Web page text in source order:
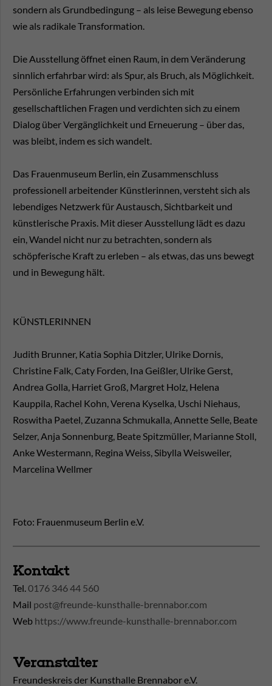
sondern als Grundbedingung – als leise Bewegung ebenso
wie als radikale Transformation.
Die Ausstellung öffnet einen Raum, in dem Veränderung
sinnlich erfahrbar wird: als Spur, als Bruch, als Möglichkeit.
Persönliche Erfahrungen verbinden sich mit
gesellschaftlichen Fragen und verdichten sich zu einem
Dialog über Vergänglichkeit und Erneuerung – über das,
was bleibt, indem es sich wandelt.
Das Frauenmuseum Berlin, ein Zusammenschluss
professionell arbeitender Künstlerinnen, versteht sich als
lebendiges Netzwerk für Austausch, Sichtbarkeit und
künstlerische Praxis. Mit dieser Ausstellung lädt es dazu
ein, Wandel nicht nur zu betrachten, sondern als
schöpferische Kraft zu erleben – als etwas, das uns bewegt
und in Bewegung hält.
KÜNSTLERINNEN
Judith Brunner, Katia Sophia Ditzler, Ulrike Dornis,
Christine Falk, Caty Forden, Ina Geißler, Ulrike Gerst,
Andrea Golla, Harriet Groß, Margret Holz, Helena
Kauppila, Rachel Kohn, Verena Kyselka, Uschi Niehaus,
Roswitha Paetel, Zuzanna Schmukalla, Annette Selle, Beate
Selzer, Anja Sonnenburg, Beate Spitzmüller, Marianne Stoll,
Anke Westermann, Regina Weiss, Sibylla Weisweiler,
Marcelina Wellmer
Foto: Frauenmuseum Berlin e.V.
Kontakt
Tel.0176 346 44 560
Mail post@freunde-kunsthalle-brennabor.com
Web https://www.freunde-kunsthalle-brennabor.com
Veranstalter
Freundeskreis der Kunsthalle Brennabor e.V.